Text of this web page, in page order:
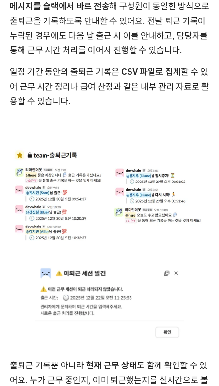
메시지를 슬랙에서 바로 전송해 구성원이 동일한 방식으로
출퇴근을 기록하도록 안내할 수 있어요. 전날 퇴근 기록이
누락된 경우에도 다음 날 출근 시 이를 안내하고, 담당자를
통해 근무 시간 처리를 이어서 진행할 수 있습니다.
일정 기간 동안의 출퇴근 기록은 CSV 파일로 집계할 수 있
어 근무 시간 정리나 급여 산정과 같은 내부 관리 자료로 활
용할 수 있습니다.
출퇴근 기록뿐 아니라현재 근무 상태도 함께 확인할 수 있
어요. 누가 근무 중인지, 이미 퇴근했는지를 실시간으로 볼